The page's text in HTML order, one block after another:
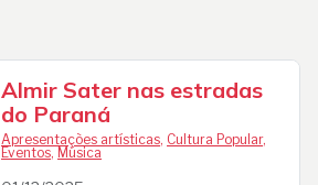
Almir Sater nas estradas
do Paraná
Apresentações artísticas, Cultura Popular,
Eventos, Música